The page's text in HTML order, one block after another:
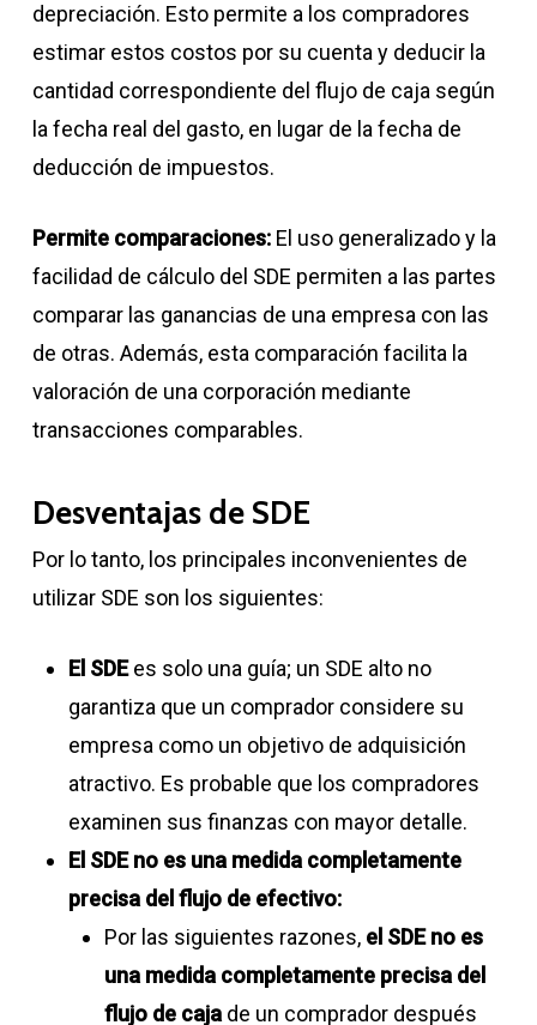
depreciación. Esto permite a los compradores
estimar estos costos por su cuenta y deducir la
cantidad correspondiente del flujo de caja según
la fecha real del gasto, en lugar de la fecha de
deducción de impuestos.
Permite comparaciones:El uso generalizado y la
facilidad de cálculo del SDE permiten a las partes
comparar las ganancias de una empresa con las
de otras. Además, esta comparación facilita la
valoración de una corporación mediante
transacciones comparables.
Desventajas de SDE
Por lo tanto, los principales inconvenientes de
utilizar SDE son los siguientes:
El SDEes solo una guía; un SDE alto no
garantiza que un comprador considere su
empresa como un objetivo de adquisición
atractivo. Es probable que los compradores
examinen sus finanzas con mayor detalle.
El SDE no es una medida completamente
precisa del flujo de efectivo:
Por las siguientes razones, el SDE no es
una medida completamente precisa del
flujo de cajade un comprador después